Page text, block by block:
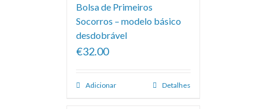
Bolsa de Primeiros
Socorros – modelo básico
desdobrável
€32.00
Adicionar Detalhes